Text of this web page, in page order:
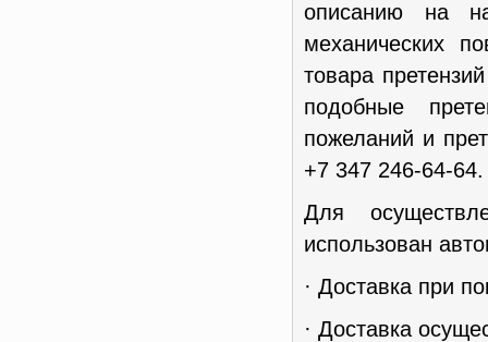
описанию на
механических
товара
подобные
пожеланий и
+7 347 246-64-64.
Для
использован
· Доставка при
· Доставка